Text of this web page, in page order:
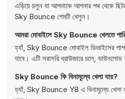
এড়িয়ে চলুন যা আপনাকে আপনার পথ থেকে
Sky Bounce গেমটি খেলুন।
আমরা মোবাইলে Sky Bounce খেলতে
হ্যাঁ, Sky Bounce মোবাইল ডিভাইসের
যাবে। এটি সরাসরি ব্রাউজারে চলে,
Sky Bounce কি বিনামূল্যে খেলা যায়?
হ্যাঁ, Sky Bounce Y8 এ বিনামূল্যে খেলা